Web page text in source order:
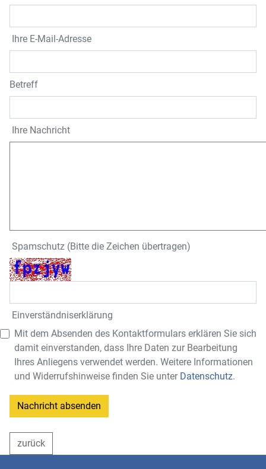
Ihre E-Mail-Adresse
Betreff
Ihre Nachricht
Spamschutz (Bitte die Zeichen übertragen)
Einverständnis­erklärung
Mit dem Absenden des Kontaktformulars erklären Sie sich
damit einverstanden, dass Ihre Daten zur Bearbeitung
Ihres Anliegens verwendet werden. Weitere Informationen
und Widerrufshinweise finden Sie unter Datenschutz.
Nachricht absenden
zurück